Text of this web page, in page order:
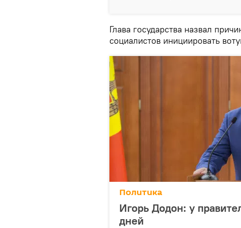
Глава государства назвал
социалистов инициировать
Политика
Игорь Додон: у
дней